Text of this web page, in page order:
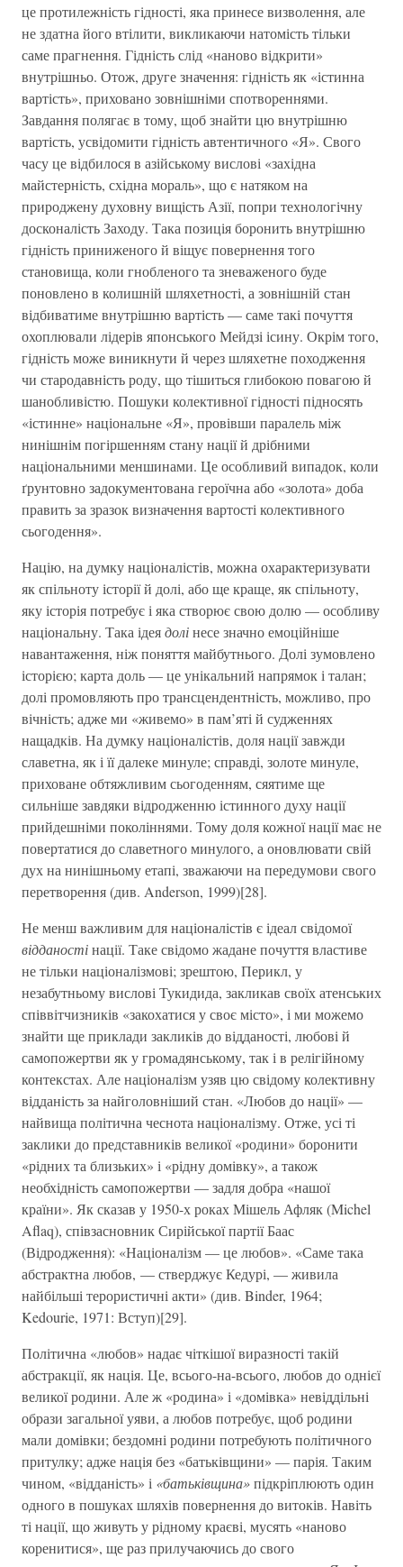
це протилежність гідності, яка принесе визволення, але
не здатна його втілити, викликаючи натомість тільки
саме прагнення. Гідність слід «наново відкрити»
внутрішньо. Отож, друге значення: гідність як «істинна
вартість», приховано зовнішніми спотвореннями.
Завдання полягає в тому, щоб знайти цю внутрішню
вартість, усвідомити гідність автентичного «Я». Свого
часу це відбилося в азійському вислові «західна
майстерність, східна мораль», що є натяком на
природжену духовну вищість Азії, попри технологічну
досконалість Заходу. Така позиція боронить внутрішню
гідність приниженого й віщує повернення того
становища, коли гнобленого та зневаженого буде
поновлено в колишній шляхетності, а зовнішній стан
відбиватиме внутрішню вартість — саме такі почуття
охоплювали лідерів японського Мейдзі ісину. Окрім того,
гідність може виникнути й через шляхетне походження
чи стародавність роду, що тішиться глибокою повагою й
шанобливістю. Пошуки колективної гідності підносять
«істинне» національне «Я», провівши паралель між
нинішнім погіршенням стану нації й дрібними
національними меншинами. Це особливий випадок, коли
ґрунтовно задокументована героїчна або «золота» доба
править за зразок визначення вартості колективного
сьогодення».
Націю, на думку націоналістів, можна охарактеризувати
як спільноту історії й долі, або ще краще, як спільноту,
яку історія потребує і яка створює свою долю — особливу
національну. Така ідеядолінесе значно емоційніше
навантаження, ніж поняття майбутнього. Долі зумовлено
історією; карта доль — це унікальний напрямок і талан;
долі промовляють про трансцендентність, можливо, про
вічність; адже ми «живемо» в пам’яті й судженнях
нащадків. На думку націоналістів, доля нації завжди
славетна, як і її далеке минуле; справді, золоте минуле,
приховане обтяжливим сьогоденням, сяятиме ще
сильніше завдяки відродженню істинного духу нації
прийдешніми поколіннями. Тому доля кожної нації має не
повертатися до славетного минулого, а оновлювати свій
дух на нинішньому етапі, зважаючи на передумови свого
перетворення (див. Anderson, 1999)[28].
Не менш важливим для націоналістів є ідеал свідомої
відданостінації. Таке свідомо жадане почуття властиве
не тільки націоналізмові; зрештою, Перикл, у
незабутньому вислові Тукидида, закликав своїх атенських
співвітчизників «закохатися у своє місто», і ми можемо
знайти ще приклади закликів до відданості, любові й
самопожертви як у громадянському, так і в релігійному
контекстах. Але націоналізм узяв цю свідому колективну
відданість за найголовніший стан. «Любов до нації» —
найвища політична чеснота націоналізму. Отже, усі ті
заклики до представників великої «родини» боронити
«рідних та близьких» і «рідну домівку», а також
необхідність самопожертви — задля добра «нашої
країни». Як сказав у 1950-х роках Мішель Афляк (Michel
Aflaq), співзасновник Сирійської партії Баас
(Відродження): «Націоналізм — це любов». «Саме така
абстрактна любов, — стверджує Кедурі, — живила
найбільші терористичні акти» (див. Binder, 1964;
Kedourie, 1971: Вступ)[29].
Політична «любов» надає чіткішої виразності такій
абстракції, як нація. Це, всього-на-всього, любов до однієї
великої родини. Але ж «родина» і «домівка» невіддільні
образи загальної уяви, а любов потребує, щоб родини
мали домівки; бездомні родини потребують політичного
притулку; адже нація без «батьківщини» — парія. Таким
чином, «відданість» і «батьківщина»підкріплюють один
одного в пошуках шляхів повернення до витоків. Навіть
ті нації, що живуть у рідному краєві, мусять «наново
коренитися», ще раз прилучаючись до свого